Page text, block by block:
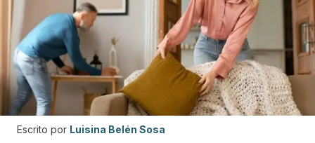
Escrito por Luisina Belén Sosa